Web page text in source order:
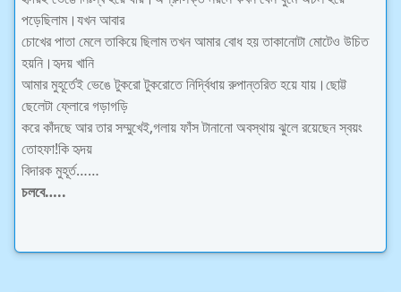
পড়েছিলাম।যখন আবার
চোখের পাতা মেলে তাকিয়ে ছিলাম তখন আমার বোধ হয় তাকানোটা মোটেও উচিত
হয়নি।হৃদয় খানি
আমার মুহূর্তেই ভেঙে টুকরো টুকরোতে নির্দ্বিধায় রুপান্তরিত হয়ে যায়।ছোট্ট
ছেলেটা ফ্লোরে গড়াগড়ি
করে কাঁদছে আর তার সম্মুখেই,গলায় ফাঁস টানানো অবস্থায় ঝুলে রয়েছেন স্বয়ং
তোহফা!কি হৃদয়
বিদারক মুহূর্ত……
চলবে…..